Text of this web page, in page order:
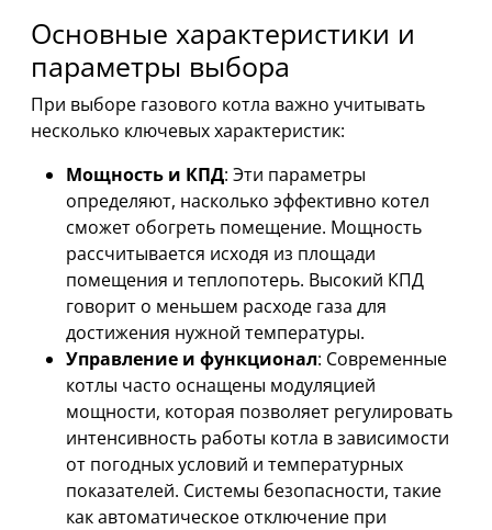
Основные характеристики и
параметры выбора
При выборе газового котла важно учитывать
несколько ключевых характеристик:
Мощность и КПД: Эти параметры
определяют, насколько эффективно котел
сможет обогреть помещение. Мощность
рассчитывается исходя из площади
помещения и теплопотерь. Высокий КПД
говорит о меньшем расходе газа для
достижения нужной температуры.
Управление и функционал: Современные
котлы часто оснащены модуляцией
мощности, которая позволяет регулировать
интенсивность работы котла в зависимости
от погодных условий и температурных
показателей. Системы безопасности, такие
как автоматическое отключение при